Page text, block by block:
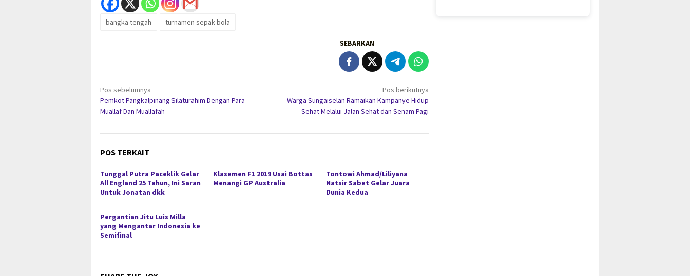
bangka tengah turnamen sepak bola
SEBARKAN
Navigasi
pos
Pos sebelumnya
Pemkot Pangkalpinang Silaturahim Dengan Para
Muallaf Dan Muallafah
Pos berikutnya
Warga Sungaiselan Ramaikan Kampanye Hidup
Sehat Melalui Jalan Sehat dan Senam Pagi
POS TERKAIT
Tunggal Putra Paceklik Gelar
All England 25 Tahun, Ini Saran
Untuk Jonatan dkk
Klasemen F1 2019 Usai Bottas
Menangi GP Australia
Tontowi Ahmad/Liliyana
Natsir Sabet Gelar Juara
Dunia Kedua
Pergantian Jitu Luis Milla
yang Mengantar Indonesia ke
Semifinal